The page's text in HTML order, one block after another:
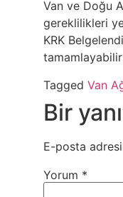
Van ve Doğu
gereklilikleri
KRK
Tagged Van
Bir
E-posta
Yorum *